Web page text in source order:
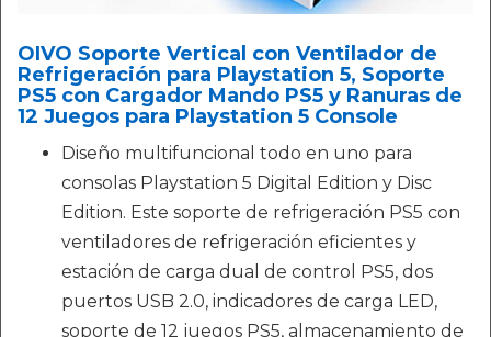
OIVO Soporte Vertical con Ventilador de
Refrigeración para Playstation 5, Soporte
PS5 con Cargador Mando PS5 y Ranuras de
12 Juegos para Playstation 5 Console
Diseño multifuncional todo en uno para
consolas Playstation 5 Digital Edition y Disc
Edition. Este soporte de refrigeración PS5 con
ventiladores de refrigeración eficientes y
estación de carga dual de control PS5, dos
puertos USB 2.0, indicadores de carga LED,
soporte de 12 juegos PS5, almacenamiento de